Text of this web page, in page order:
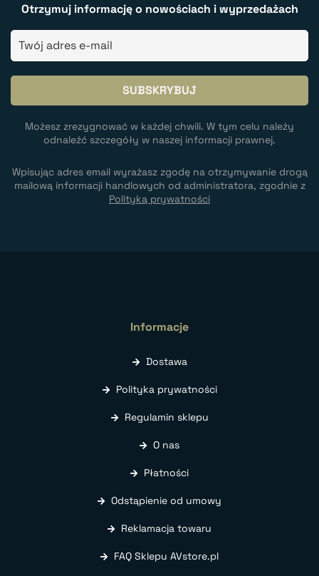
Otrzymuj informację o nowościach i wyprzedażach
Możesz zrezygnować w każdej chwili. W tym celu należy
odnaleźć szczegóły w naszej informacji prawnej.
Wpisując adres email wyrażasz zgodę na otrzymywanie drogą
mailową informacji handlowych od administratora, zgodnie z
Polityką prywatności
Informacje
Dostawa
Polityka prywatności
Regulamin sklepu
O nas
Płatności
Odstąpienie od umowy
Reklamacja towaru
FAQ Sklepu AVstore.pl